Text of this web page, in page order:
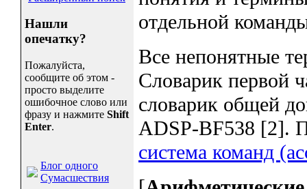
Нашли
опечатку?
Пожалуйста,
сообщите об этом -
просто выделите
ошибочное слово или
фразу и нажмите Shift
Enter.
Блог одного
Сумасшествия
отдельной
Все непонятные
Словарик первой
словарик общей
ADSP-BF538 [2].
система команд